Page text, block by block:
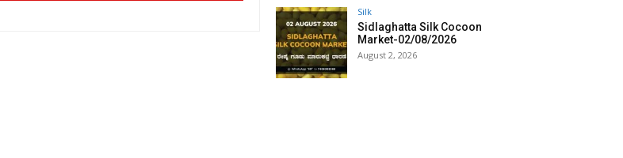
Silk
Sidlaghatta Silk Cocoon
Market-02/08/2026
August 2, 2026